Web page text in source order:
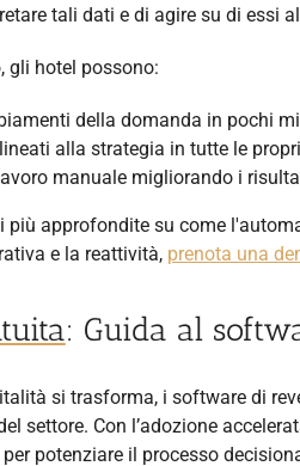
tali dati e di agire su di essi
gli hotel possono:
della domanda in pochi
alla strategia in tutte le
manuale migliorando i
più approfondite su come
e la reattività, prenota una
: Guida al
si trasforma, i software di
settore. Con l’adozione
potenziare il processo